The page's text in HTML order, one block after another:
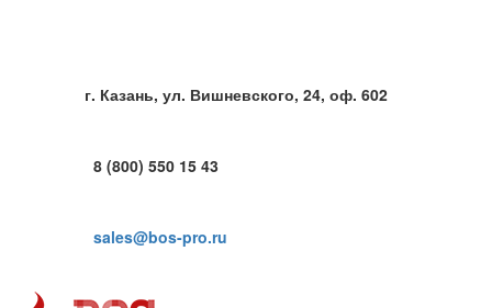
г. Казань, ул. Вишневского, 24, оф. 602
8 (800) 550 15 43
sales@bos-pro.ru